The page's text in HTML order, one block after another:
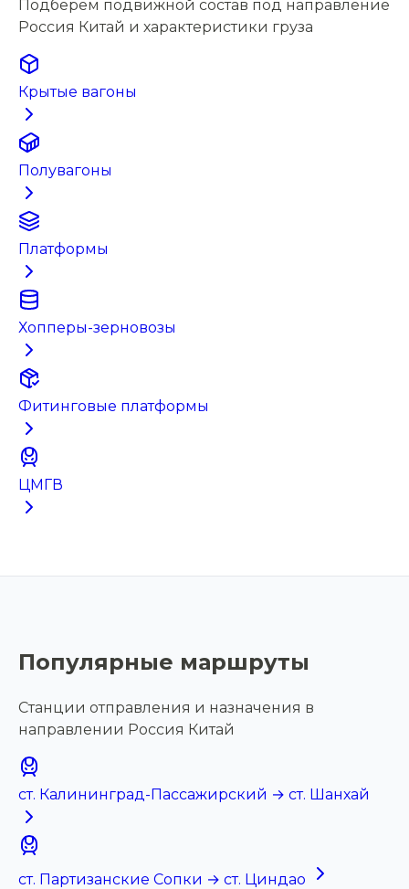
Подберём подвижной состав под направление
Россия Китай и характеристики груза
Крытые вагоны
Полувагоны
Платформы
Хопперы-зерновозы
Фитинговые платформы
ЦМГВ
Популярные маршруты
Станции отправления и назначения в
направлении Россия Китай
ст. Калининград-Пассажирский → ст. Шанхай
ст. Партизанские Сопки → ст. Циндао